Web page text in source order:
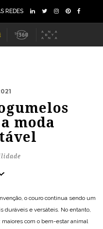
REDES
moda
o couro continua sendo um
duráveis ​​e versáteis. No entanto,
maiores com o bem-estar animal